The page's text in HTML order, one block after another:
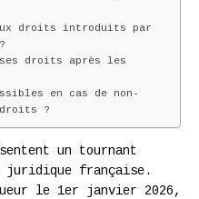
droits introduits par
droits après les
en cas de non-
droits ?
un tournant
juridique française.
le 1er janvier 2026,